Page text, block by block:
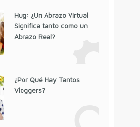
Hug: ¿Un Abrazo Virtual
Significa tanto como un
Abrazo Real?
¿Por Qué Hay Tantos
Vloggers?